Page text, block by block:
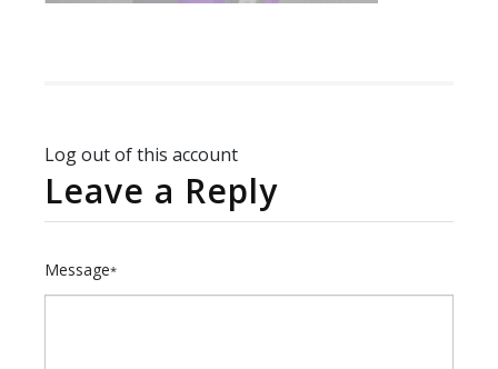
Log out of this account
Leave a Reply
Message*